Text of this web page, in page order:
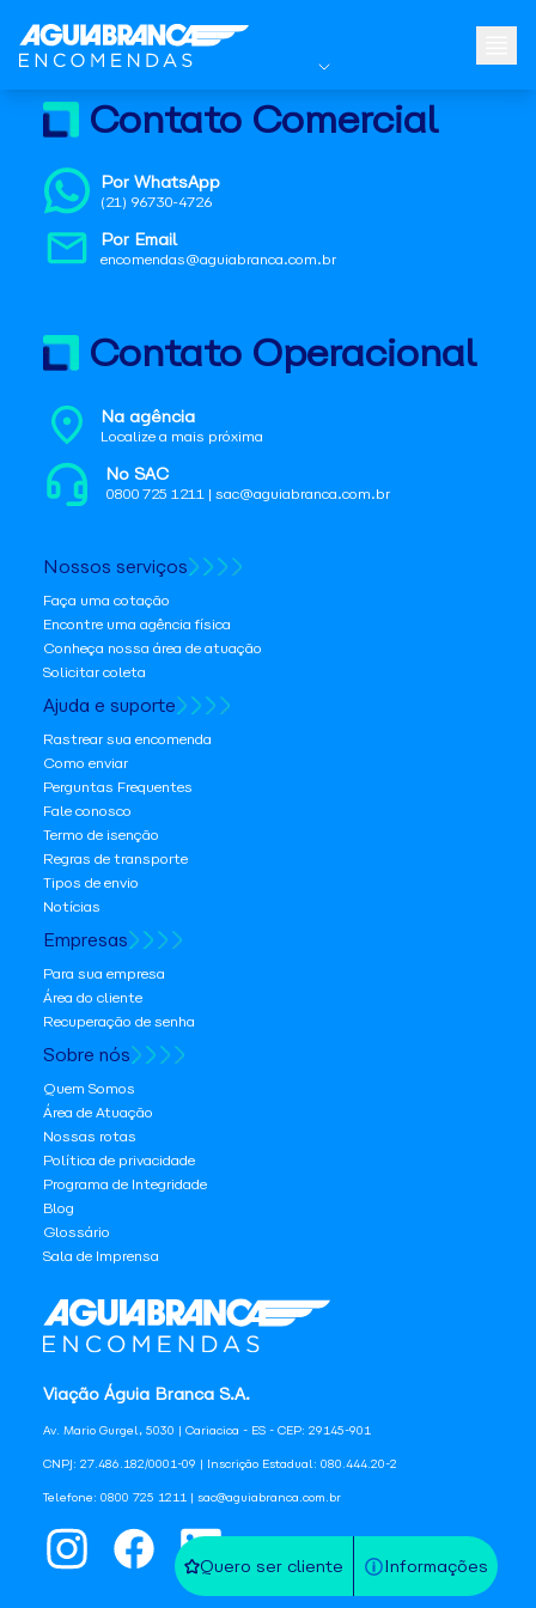
Quero ser cliente Informações
Viação Águia Branca S.A.
Av. Mario Gurgel, 5030 | Cariacica - ES - CEP: 29145-901
CNPJ: 27.486.182/0001-09 | Inscrição Estadual: 080.444.20-2
Telefone: 0800 725 1211 | sac@aguiabranca.com.br
Contato Comercial
Por WhatsApp
(21) 96730-4726
Por Email
encomendas@aguiabranca.com.br
Contato Operacional
Na agência
Localize a mais próxima
No SAC
0800 725 1211 | sac@aguiabranca.com.br
Nossos serviços
Faça uma cotação
Encontre uma agência física
Conheça nossa área de atuação
Solicitar coleta
Ajuda e suporte
Rastrear sua encomenda
Como enviar
Perguntas Frequentes
Fale conosco
Termo de isenção
Regras de transporte
Tipos de envio
Notícias
Empresas
Para sua empresa
Área do cliente
Recuperação de senha
Sobre nós
Quem Somos
Área de Atuação
Nossas rotas
Política de privacidade
Programa de Integridade
Blog
Glossário
Sala de Imprensa